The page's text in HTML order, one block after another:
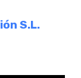
S.L.